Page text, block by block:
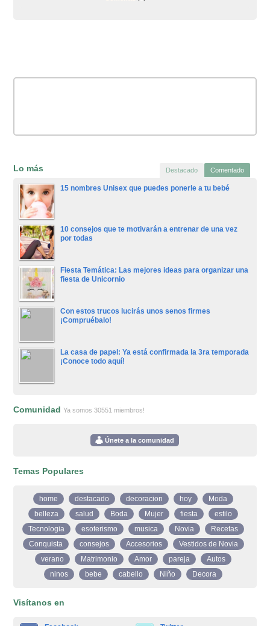
Lo más Destacado Comentado
15 nombres Unisex que puedes ponerle a tu bebé
10 consejos que te motivarán a entrenar de una vez
por todas
Fiesta Temática: Las mejores ideas para organizar una
fiesta de Unicornio
Con estos trucos lucirás unos senos firmes
¡Compruébalo!
La casa de papel: Ya está confirmada la 3ra temporada
¡Conoce todo aquí!
ComunidadYa somos 30551 miembros!
Únete a la comunidad
Temas Populares
home destacado decoracion hoy
Moda
belleza
salud Boda Mujer fiesta
estilo
Tecnologia
esoterismo musica Novia
Recetas
Conquista
consejos Accesorios
Vestidos de Novia
verano
Matrimonio Amor pareja
Autos
ninos
bebe cabello Niño Decora
Visítanos en